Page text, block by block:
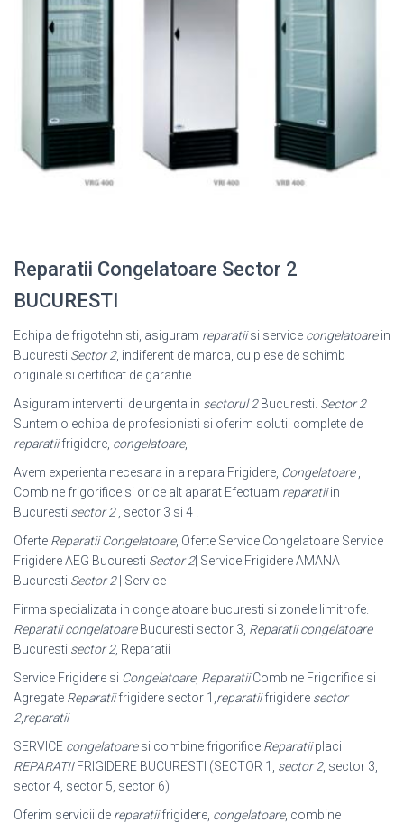
Reparatii Congelatoare Sector 2
BUCURESTI
Echipa de frigotehnisti, asiguram reparatiisi service congelatoarein
Bucuresti Sector 2, indiferent de marca, cu piese de schimb
originale si certificat de garantie
Asiguram interventii de urgenta in sectorul 2Bucuresti. Sector 2
Suntem o echipa de profesionisti si oferim solutii complete de
reparatiifrigidere, congelatoare,
Avem experienta necesara in a repara Frigidere, Congelatoare,
Combine frigorifice si orice alt aparat Efectuam reparatiiin
Bucuresti sector 2, sector 3 si 4 .
Oferte Reparatii Congelatoare, Oferte Service Congelatoare Service
Frigidere AEG Bucuresti Sector 2| Service Frigidere AMANA
Bucuresti Sector 2| Service
Firma specializata in congelatoare bucuresti si zonele limitrofe.
Reparatii congelatoareBucuresti sector 3, Reparatii congelatoare
Bucuresti sector 2, Reparatii
Service Frigidere si Congelatoare, ReparatiiCombine Frigorifice si
Agregate Reparatiifrigidere sector 1, reparatiifrigidere sector
2,reparatii
SERVICE congelatoaresi combine frigorifice. Reparatiiplaci
REPARATIIFRIGIDERE BUCURESTI (SECTOR 1, sector 2, sector 3,
sector 4, sector 5, sector 6)
Oferim servicii de reparatiifrigidere, congelatoare, combine